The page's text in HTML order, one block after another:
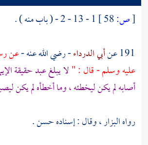
[ص:
1 - 13 - 2 - ( باب منه ) .
191 عن
أبي الدرداء- رضي الله عنه -عن
عليه وسلم - قال : "لا يبلغ عبد حقيقة
أصابه لم يكن ليخطئه ، وما أخطأه لم يكن
رواهالبزار، وقال : إسناده حسن .